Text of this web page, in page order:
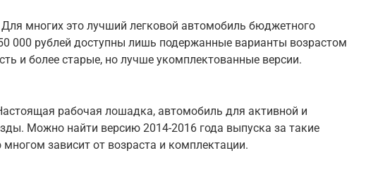
Для многих это лучший легковой автомобиль бюджетного
000 рублей доступны лишь подержанные варианты возрастом
и более старые, но лучше укомплектованные версии.
рабочая лошадка, автомобиль для активной и
Можно найти версию 2014-2016 года выпуска за такие
зависит от возраста и комплектации.